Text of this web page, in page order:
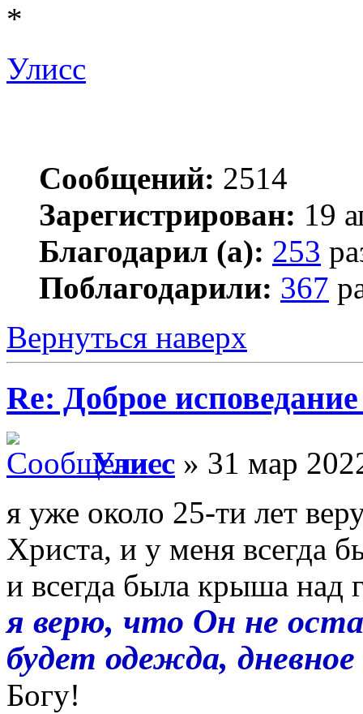
*
Улисс
Сообщений: 2514
Зарегистрирован: 19
Благодарил (а): 253
Поблагодарили: 367
Вернуться наверх
Re: Доброе
Улисс » 31 мар
я уже около 25-ти лет
Христа, и у меня всегда
и всегда была крыша над
я верю, что Он не
будет одежда,
Богу!